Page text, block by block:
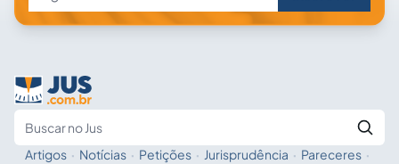
Artigos · Notícias · Petições · Jurisprudência · Pareceres ·